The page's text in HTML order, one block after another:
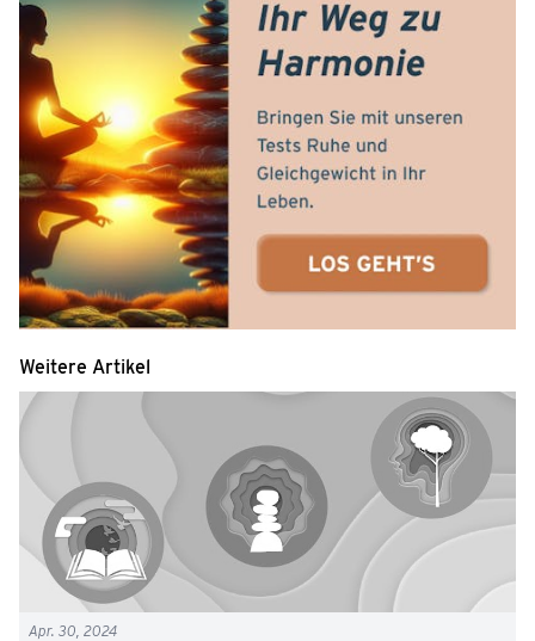
Weitere Artikel
Apr. 30, 2024